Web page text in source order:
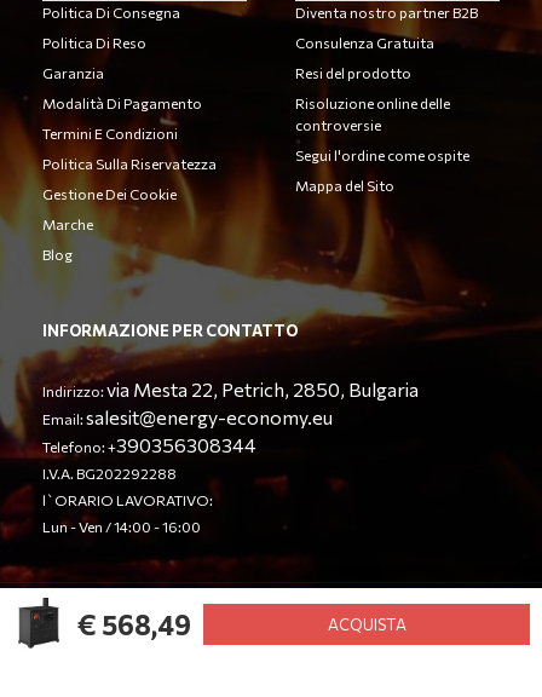
€ 568,49 ACQUISTA
Politica Di Consegna
Politica Di Reso
Garanzia
Modalità Di Pagamento
Termini E Condizioni
Politica Sulla Riservatezza
Gestione Dei Cookie
Marche
Blog
Diventa nostro partner B2B
Consulenza Gratuita
Resi del prodotto
Risoluzione online delle
controversie
Segui l'ordine come ospite
Mappa del Sito
INFORMAZIONE PER CONTATTO
Indirizzo:via Mesta 22, Petrich, 2850, Bulgaria
Email:salesit@energy-economy.eu
Telefono: +390356308344
I.V.A. BG202292288
l`ORARIO LAVORATIVO:
Lun - Ven / 14:00 - 16:00
© Energy Economy LTD 2023. Tutti i diritti riservati.